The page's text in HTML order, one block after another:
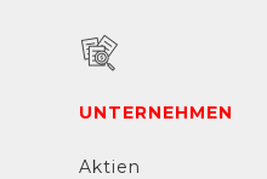
UNTERNEHMEN
Aktien